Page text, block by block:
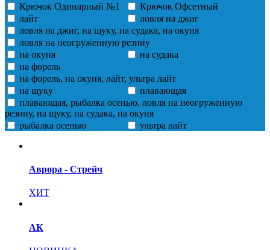
Крючок Одинарный №1
Крючок Офсетный
лайт
ловля на джиг
ловля на джиг, на щуку, на судака, на окуня
ловля на неогруженную резину
на окуня
на судака
на форель
на форель, на окуня, лайт, ультра лайт
на щуку
плавающая
плавающая, рыбалка осенью, ловля на неогруженную
резину, на щуку, на судака, на окуня
рыбалка осенью
ультра лайт
Аврора - Стрейч
ХИТ
АК